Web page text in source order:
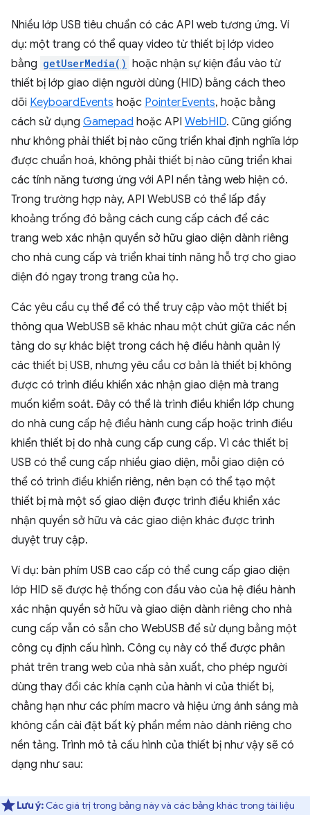
Nhiều lớp USB tiêu chuẩn có các API web tương ứng. Ví
dụ: một trang có thể quay video từ thiết bị lớp video
bằng getUserMedia() hoặc nhận sự kiện đầu vào từ
thiết bị lớp giao diện người dùng (HID) bằng cách theo
dõi KeyboardEvents hoặc PointerEvents, hoặc bằng
cách sử dụng Gamepad hoặc API WebHID. Cũng giống
như không phải thiết bị nào cũng triển khai định nghĩa lớp
được chuẩn hoá, không phải thiết bị nào cũng triển khai
các tính năng tương ứng với API nền tảng web hiện có.
Trong trường hợp này, API WebUSB có thể lấp đầy
khoảng trống đó bằng cách cung cấp cách để các
trang web xác nhận quyền sở hữu giao diện dành riêng
cho nhà cung cấp và triển khai tính năng hỗ trợ cho giao
diện đó ngay trong trang của họ.
Các yêu cầu cụ thể để có thể truy cập vào một thiết bị
thông qua WebUSB sẽ khác nhau một chút giữa các nền
tảng do sự khác biệt trong cách hệ điều hành quản lý
các thiết bị USB, nhưng yêu cầu cơ bản là thiết bị không
được có trình điều khiển xác nhận giao diện mà trang
muốn kiểm soát. Đây có thể là trình điều khiển lớp chung
do nhà cung cấp hệ điều hành cung cấp hoặc trình điều
khiển thiết bị do nhà cung cấp cung cấp. Vì các thiết bị
USB có thể cung cấp nhiều giao diện, mỗi giao diện có
thể có trình điều khiển riêng, nên bạn có thể tạo một
thiết bị mà một số giao diện được trình điều khiển xác
nhận quyền sở hữu và các giao diện khác được trình
duyệt truy cập.
Ví dụ: bàn phím USB cao cấp có thể cung cấp giao diện
lớp HID sẽ được hệ thống con đầu vào của hệ điều hành
xác nhận quyền sở hữu và giao diện dành riêng cho nhà
cung cấp vẫn có sẵn cho WebUSB để sử dụng bằng một
công cụ định cấu hình. Công cụ này có thể được phân
phát trên trang web của nhà sản xuất, cho phép người
dùng thay đổi các khía cạnh của hành vi của thiết bị,
chẳng hạn như các phím macro và hiệu ứng ánh sáng mà
không cần cài đặt bất kỳ phần mềm nào dành riêng cho
nền tảng. Trình mô tả cấu hình của thiết bị như vậy sẽ có
dạng như sau:
Lưu ý: Các giá trị trong bảng này và các bảng khác trong tài liệu